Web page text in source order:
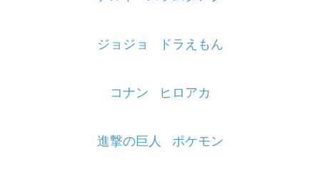
ジョジョ ドラえもん
コナン ヒロアカ
進撃の巨人 ポケモン